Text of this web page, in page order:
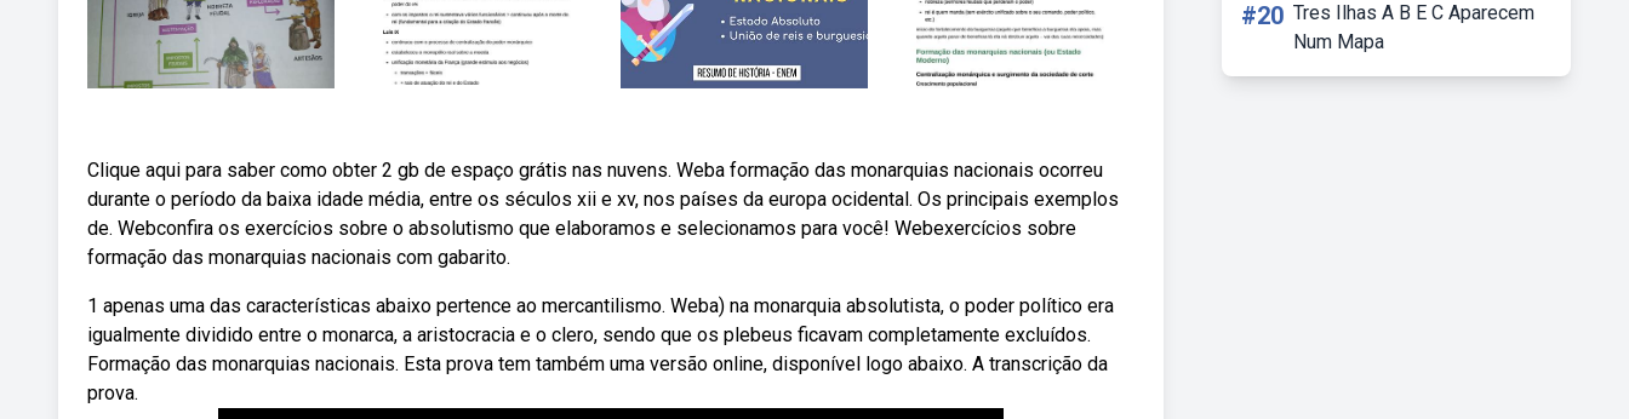
Clique aqui para saber como obter 2 gb de espaço grátis nas nuvens. Weba formação das monarquias nacionais ocorreu
durante o período da baixa idade média, entre os séculos xii e xv, nos países da europa ocidental. Os principais exemplos
de. Webconfira os exercícios sobre o absolutismo que elaboramos e selecionamos para você! Webexercícios sobre
formação das monarquias nacionais com gabarito.
1 apenas uma das características abaixo pertence ao mercantilismo. Weba) na monarquia absolutista, o poder político era
igualmente dividido entre o monarca, a aristocracia e o clero, sendo que os plebeus ficavam completamente excluídos.
Formação das monarquias nacionais. Esta prova tem também uma versão online, disponível logo abaixo. A transcrição da
prova.
#20 Tres Ilhas A B E C Aparecem
Num Mapa